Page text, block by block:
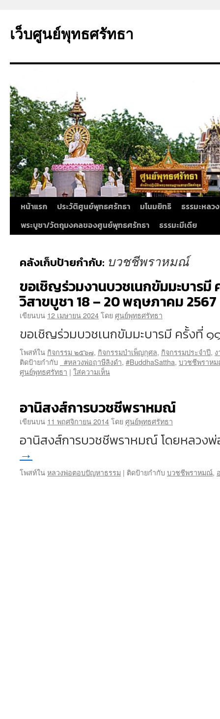
ยัง
เว็บศูนย์พุทธศรัทธา
หน้าแรก ประวัติศูนย์พุทธศรัทธา มโนมยิทธิ
ธรรมะหลว
พระบูชา/วัตถุมงคลของศูนย์พุทธศรัทธา
ธรรมะมีเดีย
คลังเก็บป้ายกำกับ: บวชชีพราหมณ์
ขอเชิญร่วมงานบวชเนกขัมมะบารมี
วิสาขบูชา 18 – 20 พฤษภาคม 2567
เขียนบน 12 เมษายน 2024โดยศูนย์พุทธศรัทธา
ขอเชิญร่วมบวชเนกขัมมะบารมี ครั้งที่ ๑
โพสท์ใน กิจกรรม ๒๕๖๗, กิจกรรมบำเพ็ญกุศล, กิจกรรมประจำปี,
ติดป้ายกำกับ
#หลวงพ่อฤาษีลิงดำ, #BuddhaSattha, บวชชีพราห
ศูนย์พุทธศรัทธา | ใส่ความเห็น
อานิสงส์การบวชชีพราหมณ์
เขียนบน 11 พฤศจิกายน 2014โดยศูนย์พุทธศรัทธา
อานิสงส์การบวชชีพราหมณ์ โดยหลวงพ่
→
โพสท์ในหลวงพ่อตอบปัญหาธรรม | ติดป้ายกำกับ บวชชีพราหมณ์,